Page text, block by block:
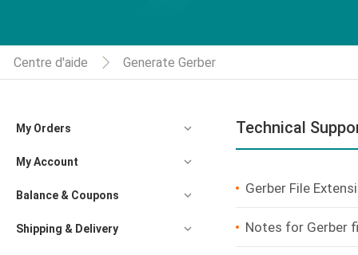
Centre d'aide Generate Gerber
Technical
Gerber File
Notes for Gerber
My Orders
My Account
Balance & Coupons
Shipping & Delivery